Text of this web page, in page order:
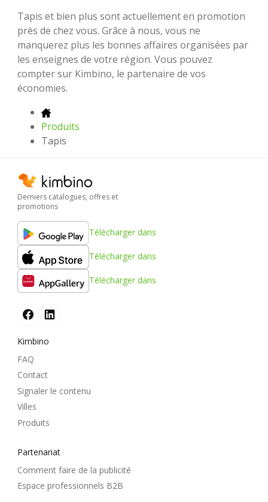
Tapis et bien plus sont actuellement en promotion
près de chez vous. Grâce à nous, vous ne
manquerez plus les bonnes affaires organisées par
les enseignes de votre région. Vous pouvez
compter sur Kimbino, le partenaire de vos
économies.
Produits
Tapis
Derniers catalogues, offres et
promotions
Télécharger dans
Télécharger dans
Télécharger dans
Kimbino
FAQ
Contact
Signaler le contenu
Villes
Produits
Partenariat
Comment faire de la publicité
Espace professionnels B2B